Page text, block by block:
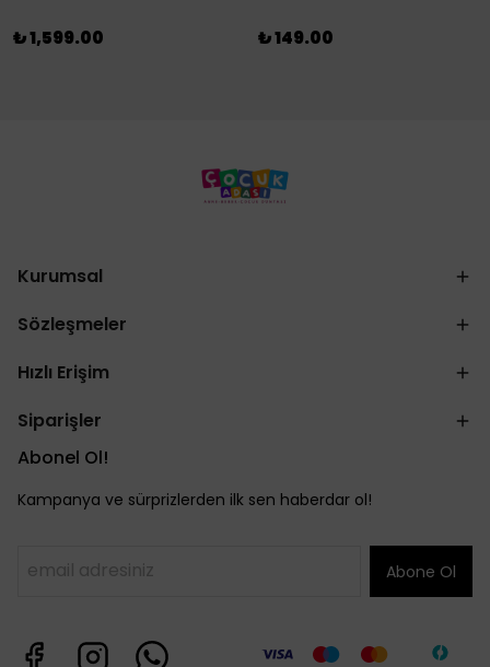
₺ 1,599.00 ₺ 149.00
Kurumsal
Sözleşmeler
Hızlı Erişim
Siparişler
Abonel Ol!
Kampanya ve sürprizlerden ilk sen haberdar ol!
Abone Ol